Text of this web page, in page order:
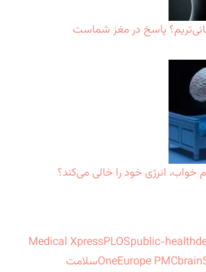
پاسخ در مغز شماست
خواب، انرژی خود را خالی می‌کند؟
Medical XpressPLOSpublic-health
OneEurope PMCbrain
سلامت